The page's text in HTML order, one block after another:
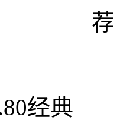
经典